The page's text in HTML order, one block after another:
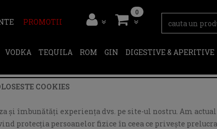
PROMOTII
0
VODKA TEQUILA ROM GIN DIGESTIVE & APERITIVE
COOKIES
și îmbunătăți experiența dvs. pe site-ul nostru. Am
protecția persoanelor fizice în ceea ce privește